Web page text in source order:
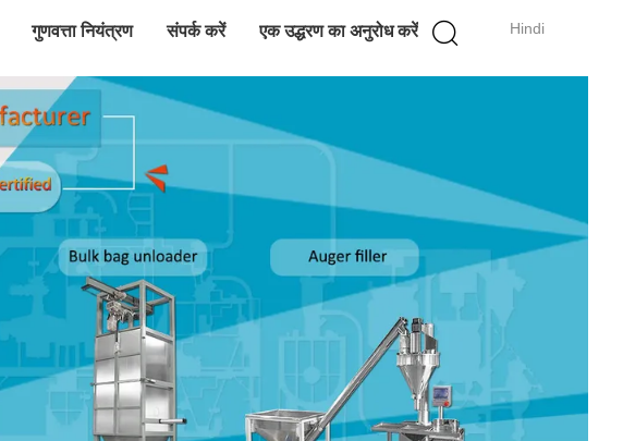
Hindi
गुणवत्ता नियंत्रण संपर्क करें एक उद्धरण का अनुरोध करें